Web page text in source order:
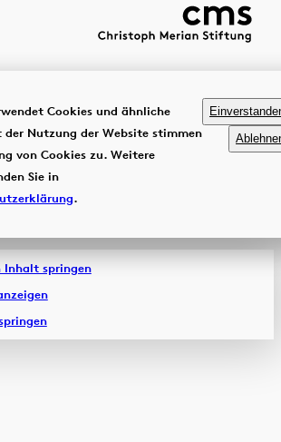
Cookies und ähnliche
der Nutzung der Website stimmen
von Cookies zu. Weitere
Sie in
.
Inhalt springen